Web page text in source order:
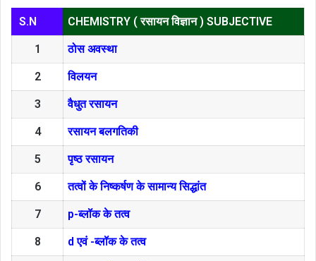
S.N CHEMISTRY ( रसायन विज्ञान ) SUBJECTIVE
1 ठोस अवस्था
2 विलयन
3 वैधुत रसायन
4 रसायन बलगतिकी
5 पृष्ठ रसायन
6 तत्वों के निष्कर्षण के सामान्य सिद्धांत
7 p-ब्लॉक के तत्व
8 d एवं -ब्लॉक के तत्व